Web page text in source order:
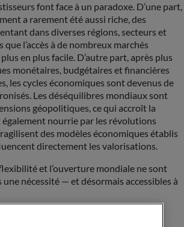
font face à un paradoxe. D’une part,
a rarement été aussi riche, des
dans diverses régions, secteurs et
que l’accès à de nombreux marchés
en plus facile. D’autre part, après plus
monétaires, budgétaires et financières
les cycles économiques sont devenus de
Les déséquilibres mondiaux sont
géopolitiques, ce qui accroît la
nourrie par les révolutions
des modèles économiques établis
directement les valorisations.
et l’ouverture mondiale ne sont
nécessité — et désormais accessibles à
mondiale et flexible ?